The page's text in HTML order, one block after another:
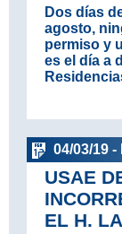
Dos días
agosto,
permiso y
es el día a
04/03/19
USAE
EL H.